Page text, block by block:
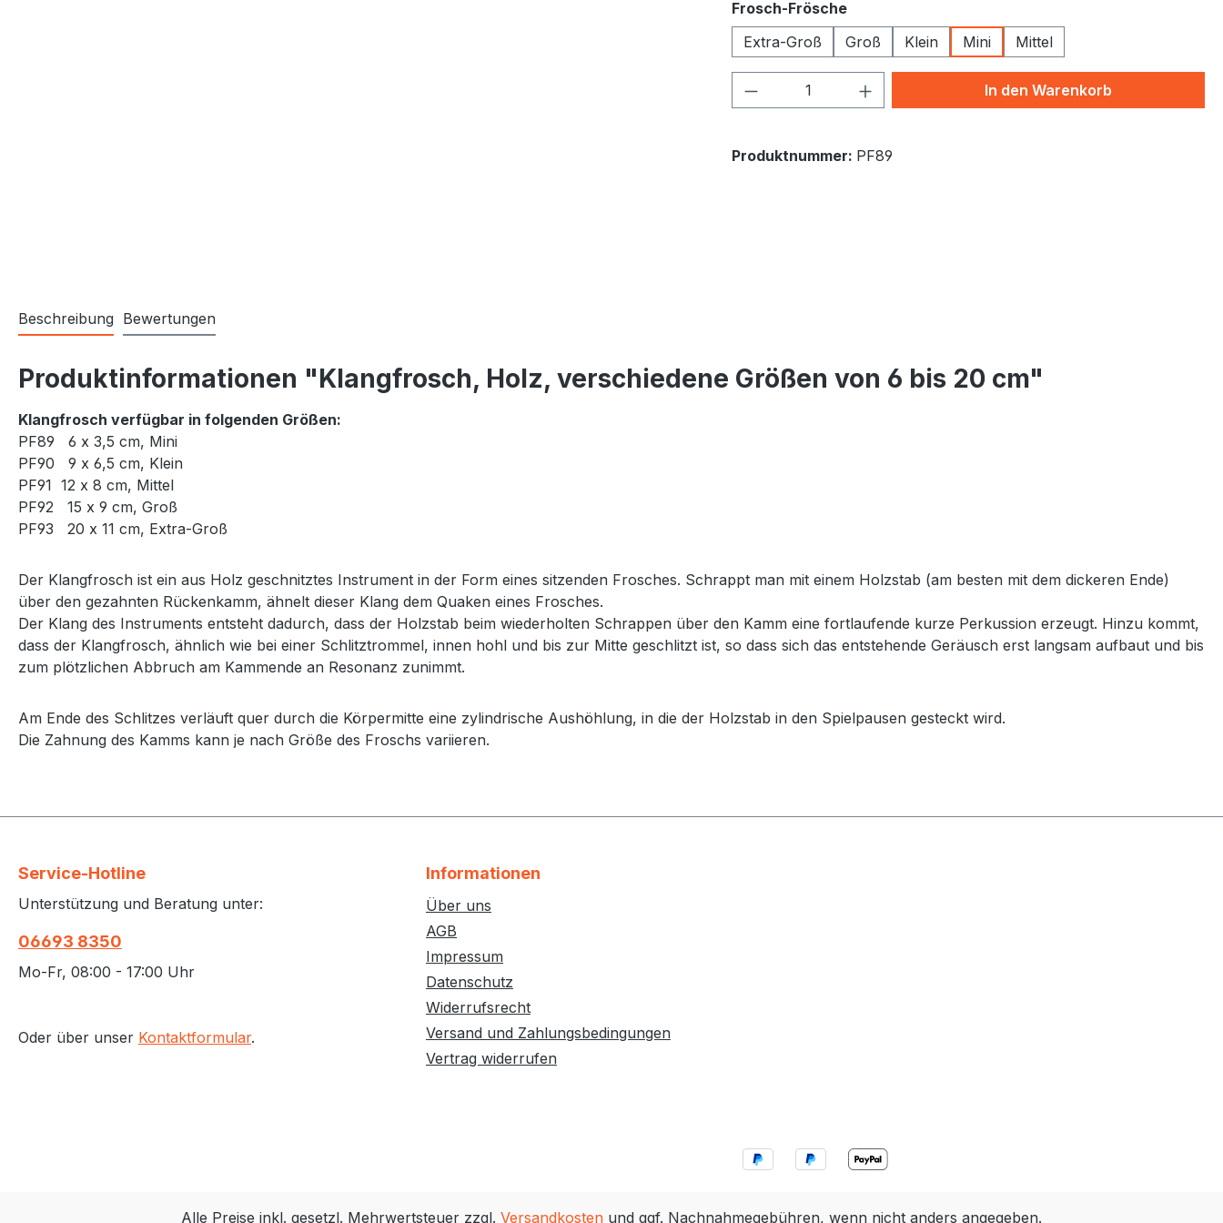
Frosch-Fröscheauswählen
Extra-Groß
Groß Klein Mini Mittel
Produkt Anzahl: Gib den gewünschten Wert
In den Warenkorb
Produktnummer: PF89
Beschreibung Bewertungen
Produktinformationen "Klangfrosch, Holz, verschiedene Größen von 6 bis 20 cm"
Klangfrosch verfügbar in folgenden Größen:
PF89 6 x 3,5 cm, Mini
PF90 9 x 6,5 cm, Klein
PF91 12 x 8 cm, Mittel
PF92 15 x 9 cm, Groß
PF93 20 x 11 cm, Extra-Groß
Der Klangfrosch ist ein aus Holz geschnitztes Instrument in der Form eines sitzenden Frosches. Schrappt man mit einem Holzstab (am besten mit dem dickeren Ende)
über den gezahnten Rückenkamm, ähnelt dieser Klang dem Quaken eines Frosches.
Der Klang des Instruments entsteht dadurch, dass der Holzstab beim wiederholten Schrappen über den Kamm eine fortlaufende kurze Perkussion erzeugt. Hinzu kommt,
dass der Klangfrosch, ähnlich wie bei einer Schlitztrommel, innen hohl und bis zur Mitte geschlitzt ist, so dass sich das entstehende Geräusch erst langsam aufbaut und bis
zum plötzlichen Abbruch am Kammende an Resonanz zunimmt.
Am Ende des Schlitzes verläuft quer durch die Körpermitte eine zylindrische Aushöhlung, in die der Holzstab in den Spielpausen gesteckt wird.
Die Zahnung des Kamms kann je nach Größe des Froschs variieren.
Service-Hotline
Unterstützung und Beratung unter:
06693 8350
Mo-Fr, 08:00 - 17:00 Uhr
Oder über unser Kontaktformular.
Informationen
Über uns
AGB
Impressum
Datenschutz
Widerrufsrecht
Versand und Zahlungsbedingungen
Vertrag widerrufen
Alle Preise inkl. gesetzl. Mehrwertsteuer zzgl. Versandkosten und ggf. Nachnahmegebühren, wenn nicht anders angegeben.